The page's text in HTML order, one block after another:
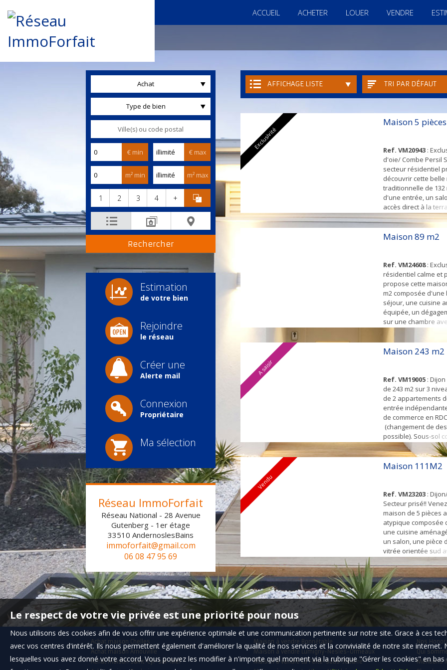
ACCUEIL ACHETER LOUER VENDRE
Achat
Type de bien
€ min € max
m² min m² max
1 2 3 4 +
Estimation
de votre bien
Rejoindre
le réseau
Créer une
Alerte mail
Connexion
Propriétaire
Ma sélection
Réseau ImmoForfait
Réseau National - 28 Avenue
Gutenberg - 1er étage
33510 AndernoslesBains
immoforfait@gmail.com
06 08 47 95 69
AFFICHAGE LISTE TRI PAR DÉFAUT
Exclusivité
Maison 5
Ref. VM20943 :
d'oie/ Combe Persil
secteur résidentiel
découvrir cette belle
traditionnelle de 132
d'une entrée, un
accès direct à la
jardin, une cuisine
aménagée et
une salle de bain et
et...
Maison 89 m2
Ref. VM24608:
résidentiel calme et
propose cette
m2 composée d'une
séjour, une cuisine
équipée, un
sur une chambre
comble. En Rdc,
wc séparé, une pièce
A saisir
Maison 243 m2
Ref. VM19005 :
de 243 m2 sur 3
de 2 appartements
entrée
de commerce en
(changement de
possible). Sous-sol
jardin et une
complètent ce bien.
projet de grande
un fond de co...
Vendu
Maison 111M2
Ref. VM23203 :
Secteur prisé!!
maison de 5 pièces
atypique composée
une cuisine
un salon, une pièce
vitrée orientée sud
l'extérieur, 4
dressing, une
avec dressing, une
wc indépendant.
ce bien. Huisseries
Achat maison Chelles
Achat maison Arnouville
Achat maison Saint-Cyr-sur-Mer
Maison à vendre Bonnétable
Maison à vendre Lumigny-Nesles-Ormeaux
Maison à vendre La Ferté-sous-Jouarre
Nos
Qui
Mentions
Le respect de votre vie privée est une priorité pour nous
Nous utilisons des cookies afin de vous offrir une expérience optimale et une communication pertinente sur notre site. Grace à ces
avec vos centres d'intérêt. Ils nous permettent également d'améliorer la qualité de nos services et la convivialité de notre site
lesquelles vous avez donné votre accord. Vous pouvez les modifier à n'importe quel moment via la rubrique "Gérer les cookies" en